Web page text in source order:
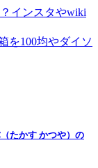
インスタやwiki
を100均やダイソ
たかす かつや）の